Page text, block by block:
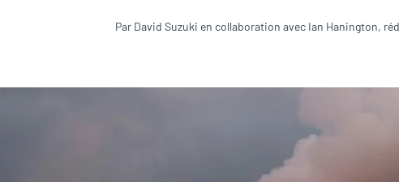
Par David Suzuki en collaboration avec Ian Hanington,